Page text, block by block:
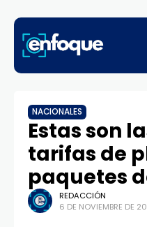
NACIONALES
Estas son
tarifas de
paquetes
REDACCIÓN
6 DE NOVIEMBRE DE